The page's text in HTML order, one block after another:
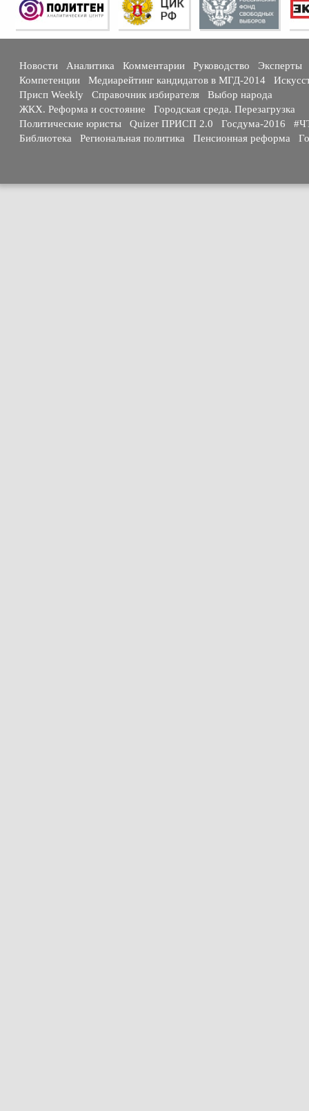
Новости Аналитика Комментарии Руководство
Эксперты
Компетенции
Медиарейтинг кандидатов в МГД-2014
Присп Weekly
Справочник избирателя
Выбор народа
ЖКХ. Реформа и состояние
Городская среда. Перезагрузка
Политические юристы
Quizer ПРИСП 2.0 Госдума-2016
Библиотека
Региональная политика Пенсионная реформа